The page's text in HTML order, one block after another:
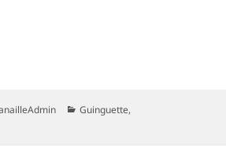
Catégories
Guinguette,